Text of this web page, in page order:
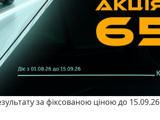
за фіксованою ціною до 15.09.26